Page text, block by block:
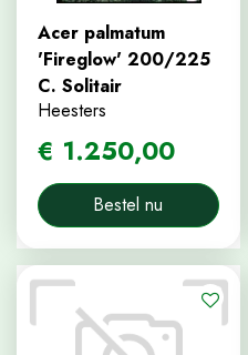
Acer palmatum
'Fireglow' 200/225
C. Solitair
Heesters
€ 1.250,00
Bestel nu